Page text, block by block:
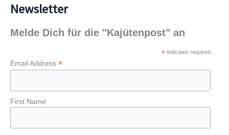
Newsletter
Melde Dich für die "Kajütenpost" an
*indicates required
Email Address *
First Name